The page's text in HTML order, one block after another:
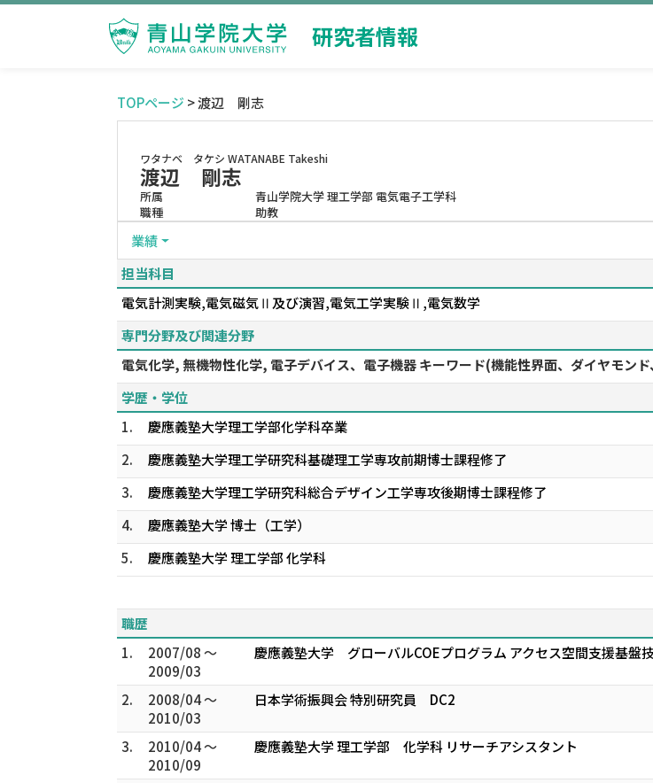
研究者情報
TOPページ > 渡辺 剛志
ワタナベ タケシ WATANABE Takeshi
渡辺 剛志
所属
青山学院大学 理工学部 電気電子工学科
職種
助教
業績
担当科目
電気計測実験,電気磁気Ⅱ及び演習,電気工学実験Ⅱ,電気数学
専門分野及び関連分野
電気化学, 無機物性化学, 電子デバイス、電子機器 キーワード(機能性界面、ダイヤモン
学歴・学位
1.
慶應義塾大学理工学部化学科卒業
2.
慶應義塾大学理工学研究科基礎理工学専攻前期博士課程修了
3.
慶應義塾大学理工学研究科総合デザイン工学専攻後期博士課程修了
4.
慶應義塾大学 博士（工学）
5.
慶應義塾大学 理工学部 化学科
職歴
1.
2007/08 ～
2009/03
慶應義塾大学 グローバルCOEプログラム アクセス空間支援基盤
2.
2008/04 ～
2010/03
日本学術振興会 特別研究員 DC2
3.
2010/04 ～
2010/09
慶應義塾大学 理工学部 化学科 リサーチアシスタント